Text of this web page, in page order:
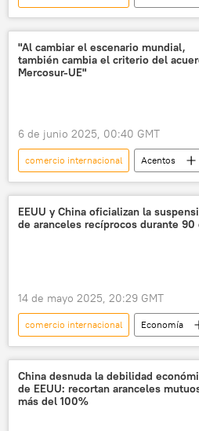
Rusia
Antón Kobiakov
📈 Mercados y
"Al cambiar el escenario mundial,
también cambia el criterio del
Mercosur-UE"
6 de junio 2025, 00:40 GMT
comercio internacional
Acentos
Mercosur
Unión Europea (UE)
política
EEUU
BRICS
Emmanuel Macron
China
EEUU y China oficializan la
de aranceles recíprocos durante 90
14 de mayo 2025, 20:29 GMT
comercio internacional Economía
China
aranceles
📈 Mercados y finanzas
China desnuda la debilidad
de EEUU: recortan aranceles
más del 100%